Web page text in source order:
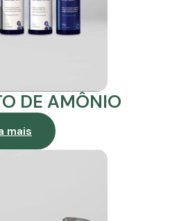
DE AMÔNIO
mais